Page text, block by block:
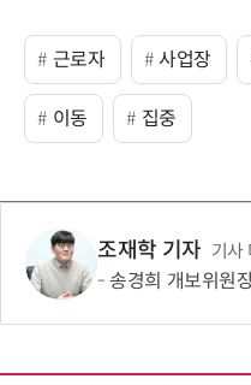
근로자 사업장
이동 집중
조재학 기자 기사
송경희 개보위원장, “쿠팡